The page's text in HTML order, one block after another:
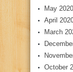
May 2020
April
March
October